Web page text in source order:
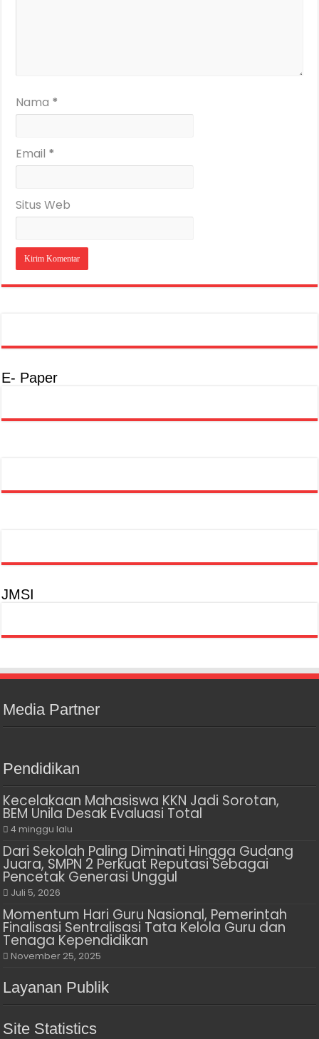
Nama *
Email *
Situs Web
E- Paper
JMSI
Media Partner
Pendidikan
Kecelakaan Mahasiswa KKN Jadi Sorotan,
BEM Unila Desak Evaluasi Total
4 minggu lalu
Dari Sekolah Paling Diminati Hingga Gudang
Juara, SMPN 2 Perkuat Reputasi Sebagai
Pencetak Generasi Unggul
Juli 5, 2026
Momentum Hari Guru Nasional, Pemerintah
Finalisasi Sentralisasi Tata Kelola Guru dan
Tenaga Kependidikan
November 25, 2025
Layanan Publik
Site Statistics